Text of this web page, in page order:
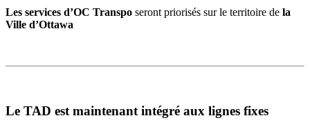
Les services d’OC Transpo seront priorisés sur le territoire de la
Ville d’Ottawa
Le TAD est maintenant intégré aux lignes fixes